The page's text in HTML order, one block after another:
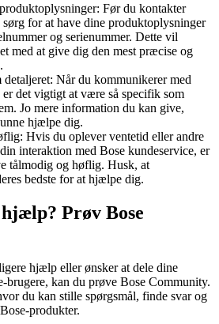
Før du kontakter
for at have dine produktoplysninger
og serienummer. Dette vil
med at give dig den mest præcise og
Når du kommunikerer med
er det vigtigt at være så specifik som
Jo mere information du kan give,
hjælpe dig.
Hvis du oplever ventetid eller andre
interaktion med Bose kundeservice, er
tålmodig og høflig. Husk, at
bedste for at hjælpe dig.
Prøv Bose
hjælp eller ønsker at dele dine
brugere, kan du prøve Bose Community.
du kan stille spørgsmål, finde svar og
produkter.